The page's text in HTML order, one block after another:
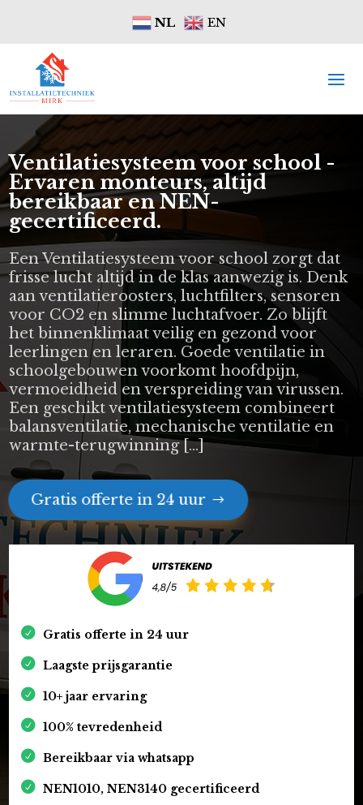
NL EN
Ventilatiesysteem voor school -
Ervaren monteurs, altijd
bereikbaar en NEN-
gecertificeerd.
Een Ventilatiesysteem voor school zorgt dat
frisse lucht altijd in de klas aanwezig is. Denk
aan ventilatieroosters, luchtfilters, sensoren
voor CO2 en slimme luchtafvoer. Zo blijft
het binnenklimaat veilig en gezond voor
leerlingen en leraren. Goede ventilatie in
schoolgebouwen voorkomt hoofdpijn,
vermoeidheid en verspreiding van virussen.
Een geschikt ventilatiesysteem combineert
balansventilatie, mechanische ventilatie en
warmte-terugwinning […]
Gratis offerte in 24 uur
Gratis offerte in 24 uur
Laagste prijsgarantie
10+ jaar ervaring
100% tevredenheid
Bereikbaar via whatsapp
NEN1010, NEN3140 gecertificeerd